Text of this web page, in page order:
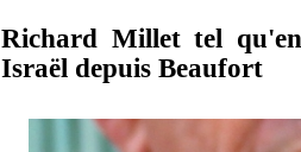
Richard Millet tel
Israël depuis Beaufort